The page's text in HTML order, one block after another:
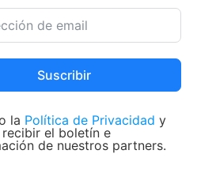
Suscribir
la Política de Privacidad y
el boletín e
de nuestros partners.